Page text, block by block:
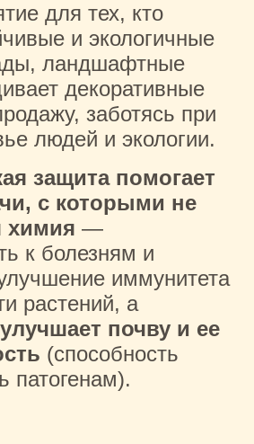
для тех, кто
и экологичные
ландшафтные
декоративные
заботясь при
людей и экологии.
защита помогает
с которыми не
химия —
к болезням и
иммунитета
растений, а
почву и ее
(способность
патогенам).